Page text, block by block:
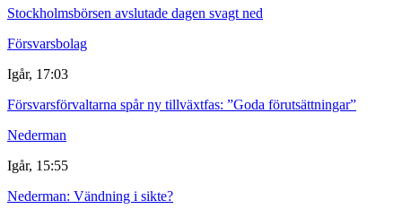
Stockholmsbörsen avslutade dagen svagt ned
Försvarsbolag
Igår, 17:03
Försvarsförvaltarna spår ny tillväxtfas: ”Goda förutsättningar”
Nederman
Igår, 15:55
Nederman: Vändning i sikte?